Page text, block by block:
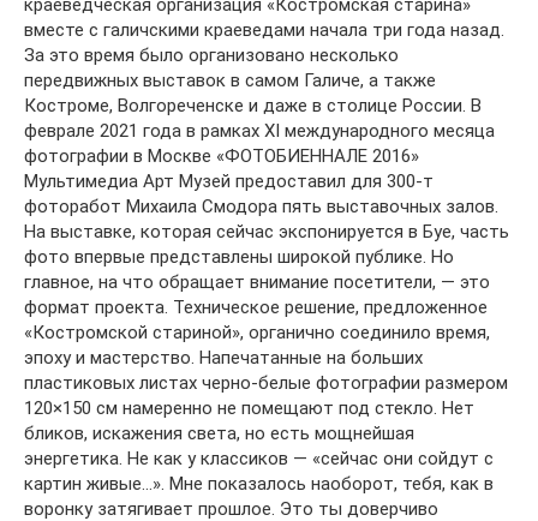
вместе с галичскими краеведами начала три года назад.
За это время было организовано несколько
передвижных выставок в самом Галиче, а также
Костроме, Волгореченске и даже в столице России. В
феврале 2021 года в рамках XI международного месяца
фотографии в Москве «ФОТОБИЕННАЛЕ 2016»
Мультимедиа Арт Музей предоставил для 300-т
фоторабот Михаила Смодора пять выставочных залов.
На выставке, которая сейчас экспонируется в Буе, часть
фото впервые представлены широкой публике. Но
главное, на что обращает внимание посетители, — это
формат проекта. Техническое решение, предложенное
«Костромской стариной», органично соединило время,
эпоху и мастерство. Напечатанные на больших
пластиковых листах черно-белые фотографии размером
120×150 см намеренно не помещают под стекло. Нет
бликов, искажения света, но есть мощнейшая
энергетика. Не как у классиков — «сейчас они сойдут с
картин живые…». Мне показалось наоборот, тебя, как в
воронку затягивает прошлое. Это ты доверчиво